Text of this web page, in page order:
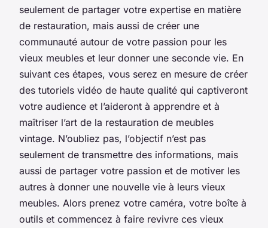
seulement de partager votre expertise en matière
de restauration, mais aussi de créer une
communauté autour de votre passion pour les
vieux meubles et leur donner une seconde vie. En
suivant ces étapes, vous serez en mesure de créer
des tutoriels vidéo de haute qualité qui captiveront
votre audience et l’aideront à apprendre et à
maîtriser l’art de la restauration de meubles
vintage. N’oubliez pas, l’objectif n’est pas
seulement de transmettre des informations, mais
aussi de partager votre passion et de motiver les
autres à donner une nouvelle vie à leurs vieux
meubles. Alors prenez votre caméra, votre boîte à
outils et commencez à faire revivre ces vieux